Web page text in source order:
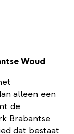
Woud
alleen een
de
Brabantse
dat bestaat